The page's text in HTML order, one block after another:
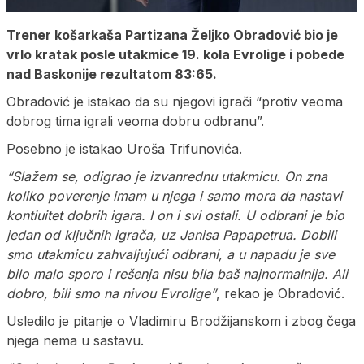
Trener košarkaša Partizana Željko Obradović bio je
vrlo kratak posle utakmice 19. kola Evrolige i pobede
nad Baskonije rezultatom 83:65.
Obradović je istakao da su njegovi igrači “protiv veoma
dobrog tima igrali veoma dobru odbranu”.
Posebno je istakao Uroša Trifunovića.
“Slažem se, odigrao je izvanrednu utakmicu. On zna
koliko poverenje imam u njega i samo mora da nastavi
kontiuitet dobrih igara. I on i svi ostali. U odbrani je bio
jedan od ključnih igrača, uz Janisa Papapetrua. Dobili
smo utakmicu zahvaljujući odbrani, a u napadu je sve
bilo malo sporo i rešenja nisu bila baš najnormalnija. Ali
dobro, bili smo na nivou Evrolige”, rekao je Obradović.
Usledilo je pitanje o Vladimiru Brodžijanskom i zbog čega
njega nema u sastavu.